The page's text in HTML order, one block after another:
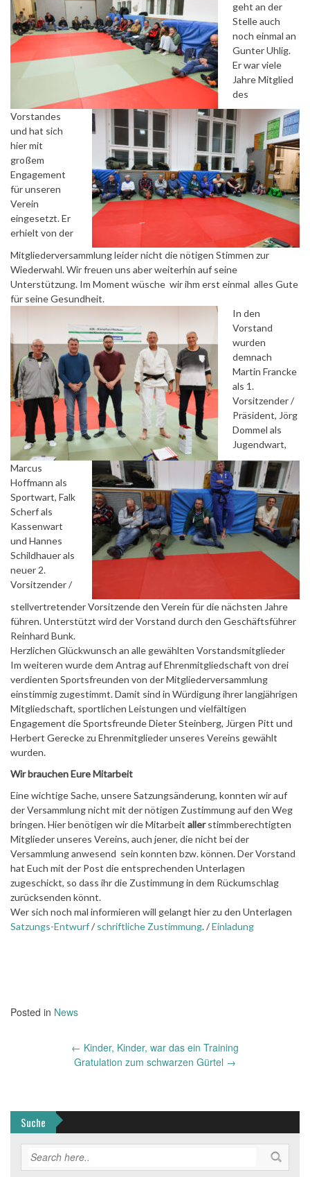
geht an der
Stelle auch
noch einmal an
Gunter Uhlig.
Er war viele
Jahre Mitglied
des
Vorstandes
und hat sich
hier mit
großem
Engagement
für unseren
Verein
eingesetzt. Er
erhielt von der
Mitgliederversammlung leider nicht die nötigen Stimmen zur
Wiederwahl. Wir freuen uns aber weiterhin auf seine
Unterstützung. Im Moment wüsche wir ihm erst einmal alles Gute
für seine Gesundheit.
In den
Vorstand
wurden
demnach
Martin Francke
als 1.
Vorsitzender /
Präsident, Jörg
Dommel als
Jugendwart,
Marcus
Hoffmann als
Sportwart, Falk
Scherf als
Kassenwart
und Hannes
Schildhauer als
neuer 2.
Vorsitzender /
stellvertretender Vorsitzende den Verein für die nächsten Jahre
führen. Unterstützt wird der Vorstand durch den Geschäftsführer
Reinhard Bunk.
Herzlichen Glückwunsch an alle gewählten Vorstandsmitglieder
Im weiteren wurde dem Antrag auf Ehrenmitgliedschaft von drei
verdienten Sportsfreunden von der Mitgliederversammlung
einstimmig zugestimmt. Damit sind in Würdigung ihrer langjährigen
Mitgliedschaft, sportlichen Leistungen und vielfältigen
Engagement die Sportsfreunde Dieter Steinberg, Jürgen Pitt und
Herbert Gerecke zu Ehrenmitglieder unseres Vereins gewählt
wurden.
Wir brauchen Eure Mitarbeit
Eine wichtige Sache, unsere Satzungsänderung, konnten wir auf
der Versammlung nicht mit der nötigen Zustimmung auf den Weg
bringen. Hier benötigen wir die Mitarbeit allerstimmberechtigten
Mitglieder unseres Vereins, auch jener, die nicht bei der
Versammlung anwesend sein konnten bzw. können. Der Vorstand
hat Euch mit der Post die entsprechenden Unterlagen
zugeschickt, so dass ihr die Zustimmung in dem Rückumschlag
zurücksenden könnt.
Wer sich noch mal informieren will gelangt hier zu den Unterlagen
Satzungs-Entwurf/ schriftliche Zustimmung. /Einladung
Posted in News
← Kinder, Kinder, war das ein Training
Gratulation zum schwarzen Gürtel →
Suche